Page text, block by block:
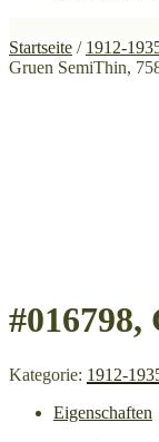
Startseite / 1912-
Gruen SemiThin,
Kategorie: 1912-
Eigenschaften